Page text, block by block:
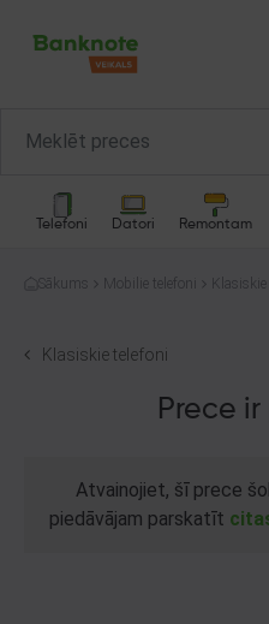
Telefoni Datori Remontam
Sākums Mobilie telefoni
Klasiskie
Klasiskie telefoni
Prece
Atvainojiet, šī prece
piedāvājam parskatīt